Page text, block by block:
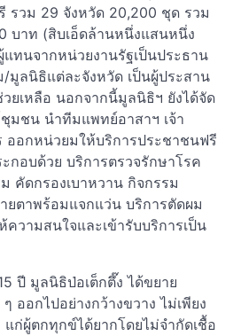
รวม 29 จังหวัด 20,200 ชุด รวม
บาท (สิบเอ็ดล้านหนึ่งแสนหนึ่ง
ทนจากหน่วยงานรัฐเป็นประธาน
ลนิธิแต่ละจังหวัด เป็นผู้ประสาน
ยเหลือ นอกจากนี้มูลนิธิฯ ยังได้จัด
มชน นำทีมแพทย์อาสาฯ เจ้า
อกหน่วยมให้บริการประชาชนฟรี
กอบด้วย บริการตรวจรักษาโรค
คัดกรองเบาหวาน กิจกรรม
ยตาพร้อมแจกแว่น บริการตัดผม
วามสนใจและเข้ารับบริการเป็น
ปี มูลนิธิป่อเต็กตึ๊ง ได้ขยาย
ออกไปอย่างกว้างขวาง ไม่เพียง
ก่ผู้ตกทุกข์ได้ยากโดยไม่จำกัดเชื้อ